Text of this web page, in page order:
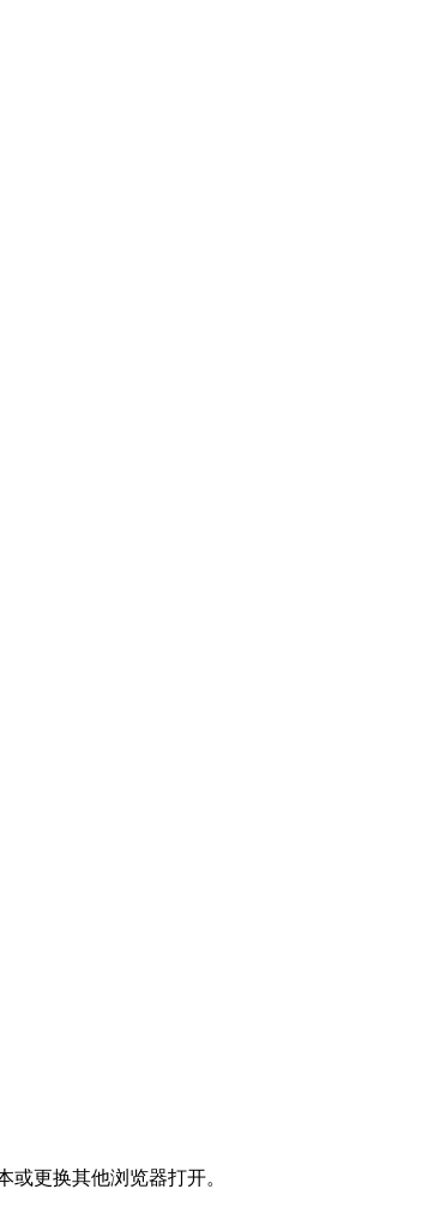
更换其他浏览器打开。